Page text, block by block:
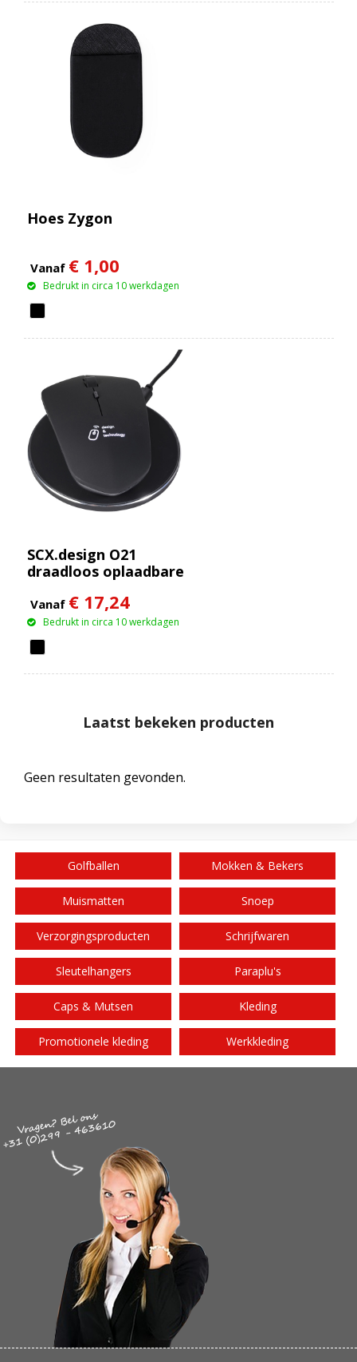
Hoes Zygon
Vanaf € 1,00
Bedrukt in circa 10 werkdagen
SCX.design O21
draadloos oplaadbare
Vanaf € 17,24
Bedrukt in circa 10 werkdagen
Laatst bekeken producten
Geen resultaten gevonden.
Golfballen Mokken & Bekers
Muismatten Snoep
Verzorgingsproducten Schrijfwaren
Sleutelhangers Paraplu's
Caps & Mutsen Kleding
Promotionele kleding Werkkleding